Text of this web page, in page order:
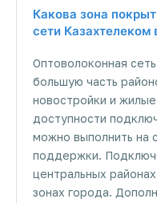
Какова зона
сети
Оптоволоконная
большую часть
новостройки и
доступности
можно выполнить на
поддержки.
центральных
зонах города.